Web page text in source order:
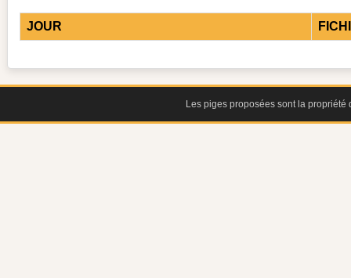
JOUR
Les piges proposées sont la